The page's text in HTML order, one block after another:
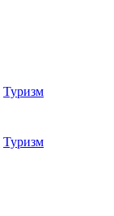
Туризм
Туризм